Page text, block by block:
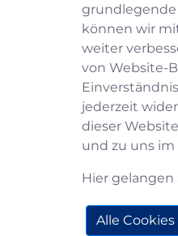
medebach.de
tätig:
grundlegende
können wir
weiter
von Website-
jederzeit
dieser
und zu uns im
Hier gelangen
Alle